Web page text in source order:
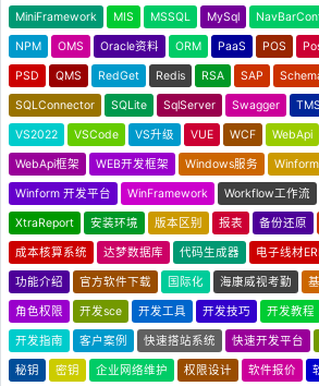
MiniFramework MIS MSSQL MySql
NPM OMS Oracle资料 ORM PaaS POS
PSD QMS RedGet Redis RSA SAP
SQLConnector SQLite SqlServer Swagger
VS2022 VSCode VS升级 VUE WCF WebApi
WebApi框架 WEB开发框架 Windows服务
Winform 开发平台 WinFramework Workflow工作流
XtraReport 安装环境 版本区别 报表 备份还原
成本核算系统 达梦数据库 代码生成器 电子线材
功能介绍 官方软件下载 国际化 海康威视考勤
角色权限 开发sce 开发工具 开发技巧 开发教程
开发指南 客户案例 快速搭站系统 快速开发平台
秘钥 密钥 企业网络维护 权限设计 软件报价